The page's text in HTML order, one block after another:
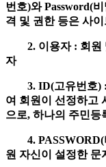
번호)와 Password(
격 및 권한 등은 사
2. 이용자 : 회원
자
3. ID(고유번호) :
여 회원이 선정하고
으로, 하나의 주민
4. PASSWORD(
원 자신이 설정한 문